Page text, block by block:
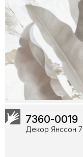
7360-0019
Декор Янссон